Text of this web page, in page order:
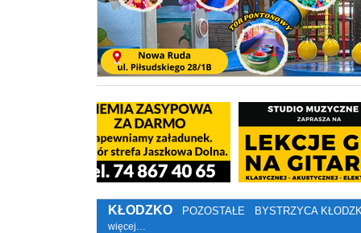
KŁODZKO POZOSTAŁE BYSTRZYCA
więcej…